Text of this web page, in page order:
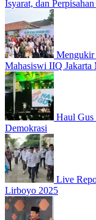
Isyarat, dan
Mengukir
Mahasiswi IIQ Jakarta
Haul Gus
Demokrasi
Live
Lirboyo 2025